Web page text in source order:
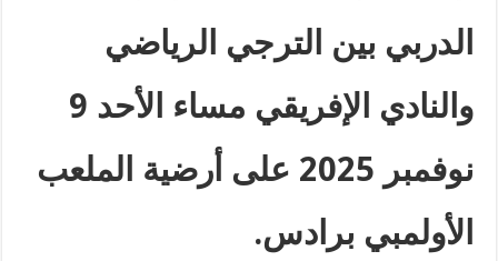
الدربي بين الترجي الرياضي
والنادي الإفريقي مساء الأحد 9
نوفمبر 2025 على أرضية الملعب
الأولمبي برادس.